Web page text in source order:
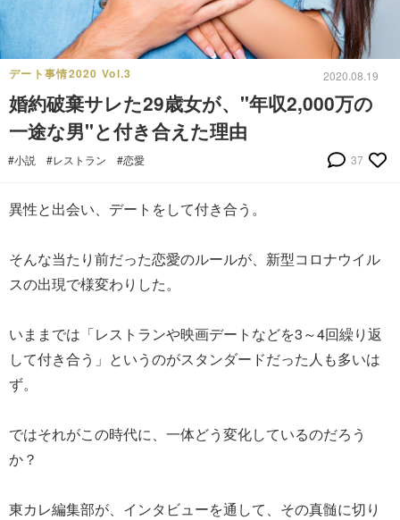
デート事情2020 Vol.3 2020.08.19
婚約破棄サレた29歳女が、"年収2,000万の
一途な男"と付き合えた理由
#小説 #レストラン #恋愛 37
異性と出会い、デートをして付き合う。
そんな当たり前だった恋愛のルールが、新型コロナウイル
スの出現で様変わりした。
いままでは「レストランや映画デートなどを3～4回繰り返
して付き合う」というのがスタンダードだった人も多いは
ず。
ではそれがこの時代に、一体どう変化しているのだろう
か？
東カレ編集部が、インタビューを通して、その真髄に切り